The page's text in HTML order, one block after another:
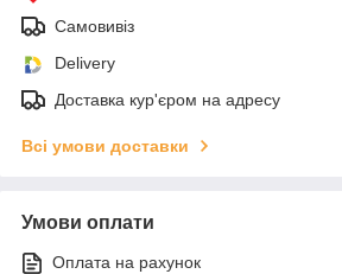
Самовивіз
Delivery
Доставка кур'єром на адресу
Всі умови доставки
Умови оплати
Оплата на рахунок